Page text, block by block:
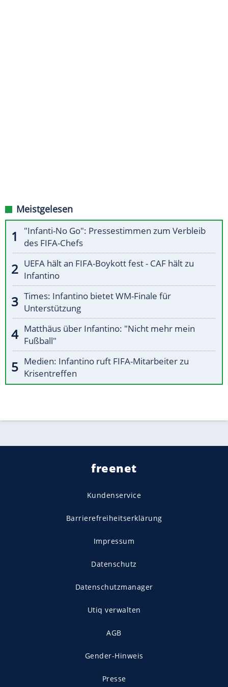
Meistgelesen
"Infanti-No Go": Pressestimmen zum Verbleib
des FIFA-Chefs
UEFA hält an FIFA-Boykott fest - CAF hält zu
Infantino
Times: Infantino bietet WM-Finale für
Unterstützung
Matthäus über Infantino: "Nicht mehr mein
Fußball"
Medien: Infantino ruft FIFA-Mitarbeiter zu
Krisentreffen
freenet
Kundenservice
Barrierefreiheitserklärung
Impressum
Datenschutz
Datenschutzmanager
Utiq verwalten
AGB
Gender-Hinweis
Presse